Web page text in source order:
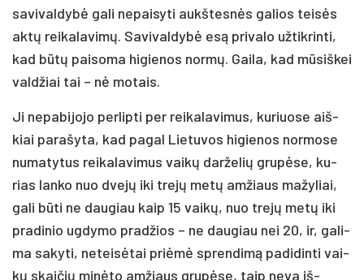
sa­vi­val­dy­bė ga­li ne­pai­sy­ti aukš­tes­nės ga­lios tei­sės
ak­tų rei­ka­la­vi­mų. Sa­vi­val­dy­bė esą pri­va­lo už­tik­rin­ti,
kad bū­tų pai­so­ma hi­gie­nos nor­mų. Gai­la, kad mū­siš­kei
val­džiai tai – nė mo­tais.
Ji ne­pa­bi­jo­jo per­lip­ti per rei­ka­la­vi­mus, ku­riuo­se aiš­
kiai pa­ra­šy­ta, kad pa­gal Lie­tu­vos hi­gie­nos nor­mo­se
nu­ma­ty­tus rei­ka­la­vi­mus vai­kų dar­že­lių gru­pė­se, ku­
rias lan­ko nuo dve­jų iki tre­jų me­tų am­žiaus ma­žy­liai,
ga­li bū­ti ne dau­giau kaip 15 vai­kų, nuo tre­jų me­tų iki
pra­di­nio ug­dy­mo pra­džios – ne dau­giau nei 20, ir, ga­li­
ma sa­ky­ti, ne­tei­sė­tai priė­mė spren­di­mą pa­di­din­ti vai­
kų skai­čių mi­nė­to am­žiaus gru­pė­se, taip ne­va iš­